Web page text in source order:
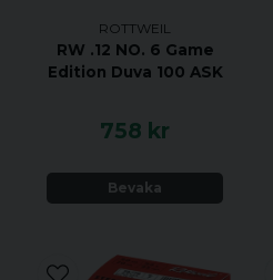
ROTTWEIL
RW .12 NO. 6 Game
Edition Duva 100 ASK
758 kr
Bevaka